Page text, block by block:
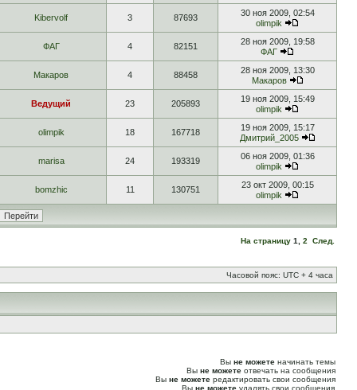
Kibervolf 3 87693
30 ноя 2009, 02:54
olimpik
ФАГ 4 82151
28 ноя 2009, 19:58
ФАГ
Макаров 4 88458
28 ноя 2009, 13:30
Макаров
Ведущий 23 205893
19 ноя 2009, 15:49
olimpik
olimpik 18 167718
19 ноя 2009, 15:17
Дмитрий_2005
marisa 24 193319
06 ноя 2009, 01:36
olimpik
bomzhic 11 130751
23 окт 2009, 00:15
olimpik
На страницу 1 2 След.
Часовой пояс: UTC + 4 часа
Вы не можете начинать темы
Вы не можете отвечать на сообщения
Вы не можете редактировать свои сообщения
Вы не можете удалять свои сообщения